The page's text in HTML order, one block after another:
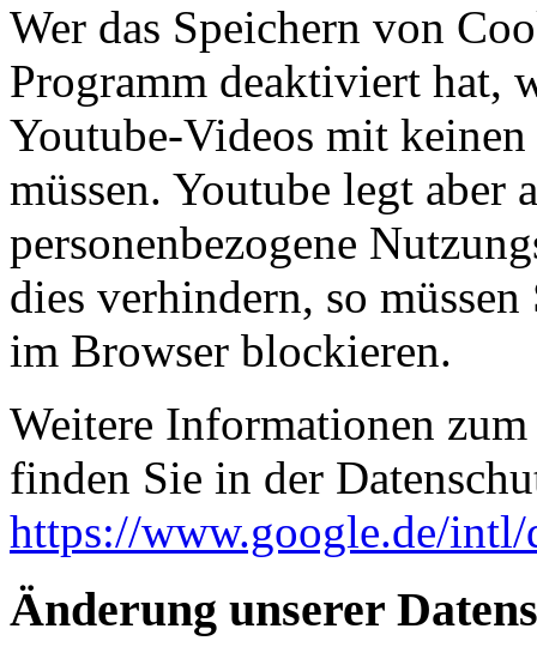
Wer das Speichern von
Programm deaktiviert hat,
Youtube-Videos mit
müssen. Youtube legt aber
personenbezogene
dies verhindern, so
im Browser blockieren.
Weitere Informationen
finden Sie in der
https://www.google.de/
Änderung unserer